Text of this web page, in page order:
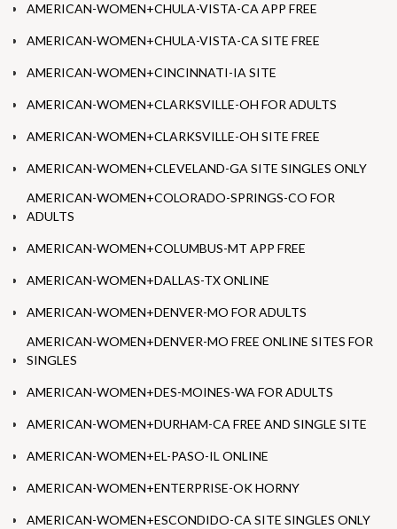
AMERICAN-WOMEN+CHULA-VISTA-CA APP FREE
AMERICAN-WOMEN+CHULA-VISTA-CA SITE FREE
AMERICAN-WOMEN+CINCINNATI-IA SITE
AMERICAN-WOMEN+CLARKSVILLE-OH FOR ADULTS
AMERICAN-WOMEN+CLARKSVILLE-OH SITE FREE
AMERICAN-WOMEN+CLEVELAND-GA SITE SINGLES ONLY
AMERICAN-WOMEN+COLORADO-SPRINGS-CO FOR
ADULTS
AMERICAN-WOMEN+COLUMBUS-MT APP FREE
AMERICAN-WOMEN+DALLAS-TX ONLINE
AMERICAN-WOMEN+DENVER-MO FOR ADULTS
AMERICAN-WOMEN+DENVER-MO FREE ONLINE SITES FOR
SINGLES
AMERICAN-WOMEN+DES-MOINES-WA FOR ADULTS
AMERICAN-WOMEN+DURHAM-CA FREE AND SINGLE SITE
AMERICAN-WOMEN+EL-PASO-IL ONLINE
AMERICAN-WOMEN+ENTERPRISE-OK HORNY
AMERICAN-WOMEN+ESCONDIDO-CA SITE SINGLES ONLY